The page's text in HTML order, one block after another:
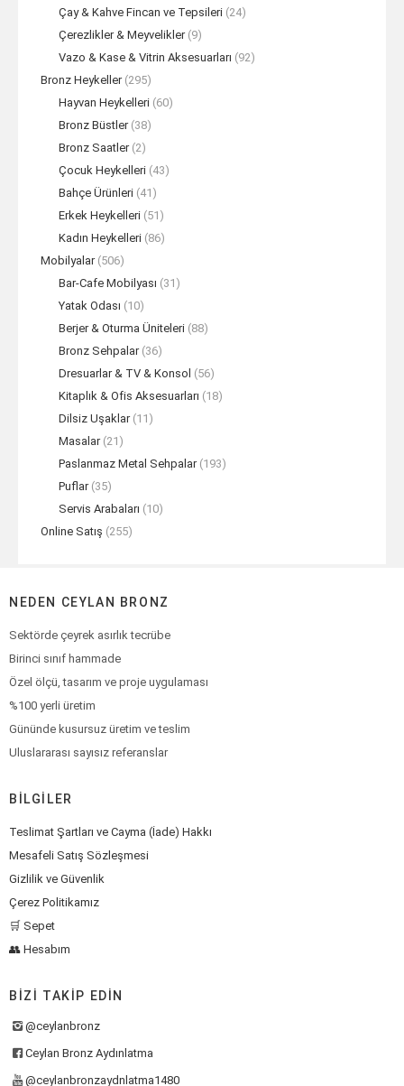
Çay & Kahve Fincan ve Tepsileri (24)
Çerezlikler & Meyvelikler (9)
Vazo & Kase & Vitrin Aksesuarları (92)
Bronz Heykeller (295)
Hayvan Heykelleri (60)
Bronz Büstler (38)
Bronz Saatler (2)
Çocuk Heykelleri (43)
Bahçe Ürünleri (41)
Erkek Heykelleri (51)
Kadın Heykelleri (86)
Mobilyalar (506)
Bar-Cafe Mobilyası (31)
Yatak Odası (10)
Berjer & Oturma Üniteleri (88)
Bronz Sehpalar (36)
Dresuarlar & TV & Konsol (56)
Kitaplık & Ofis Aksesuarları (18)
Dilsiz Uşaklar (11)
Masalar (21)
Paslanmaz Metal Sehpalar (193)
Puflar (35)
Servis Arabaları (10)
Online Satış (255)
NEDEN CEYLAN BRONZ
Sektörde çeyrek asırlık tecrübe
Birinci sınıf hammade
Özel ölçü, tasarım ve proje uygulaması
%100 yerli üretim
Gününde kusursuz üretim ve teslim
Uluslararası sayısız referanslar
BILGILER
Teslimat Şartları ve Cayma (İade) Hakkı
Mesafeli Satış Sözleşmesi
Gizlilik ve Güvenlik
Çerez Politikamız
🛒 Sepet
👥 Hesabım
BIZI TAKIP EDIN
@ceylanbronz
Ceylan Bronz Aydınlatma
@ceylanbronzaydnlatma1480